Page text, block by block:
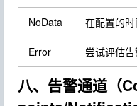
NoData 在配置的时
Error 尝试评估告
八、告警通道（